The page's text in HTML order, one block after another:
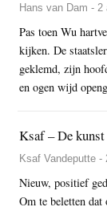
Hans van Dam -
Pas toen Wu
kijken. De
geklemd, zijn
en ogen wijd
Ksaf – De
Ksaf Vandeputte -
Nieuw, positief
Om te beletten